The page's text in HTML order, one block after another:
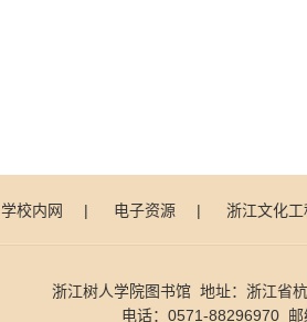
学校内网 | 电子资源 | 浙江文化工
浙江树人学院图书馆 地址：浙江省
电话：0571-88296970 邮